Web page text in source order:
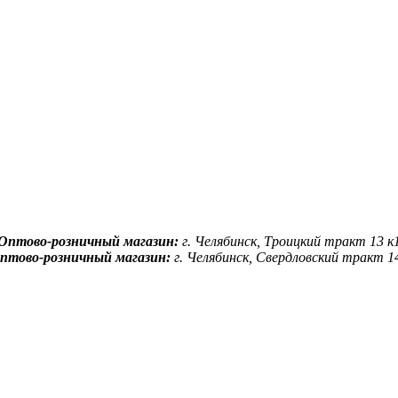
розничный магазин: г. Челябинск, Троицкий тракт 13
розничный магазин:г. Челябинск, Свердловский тракт